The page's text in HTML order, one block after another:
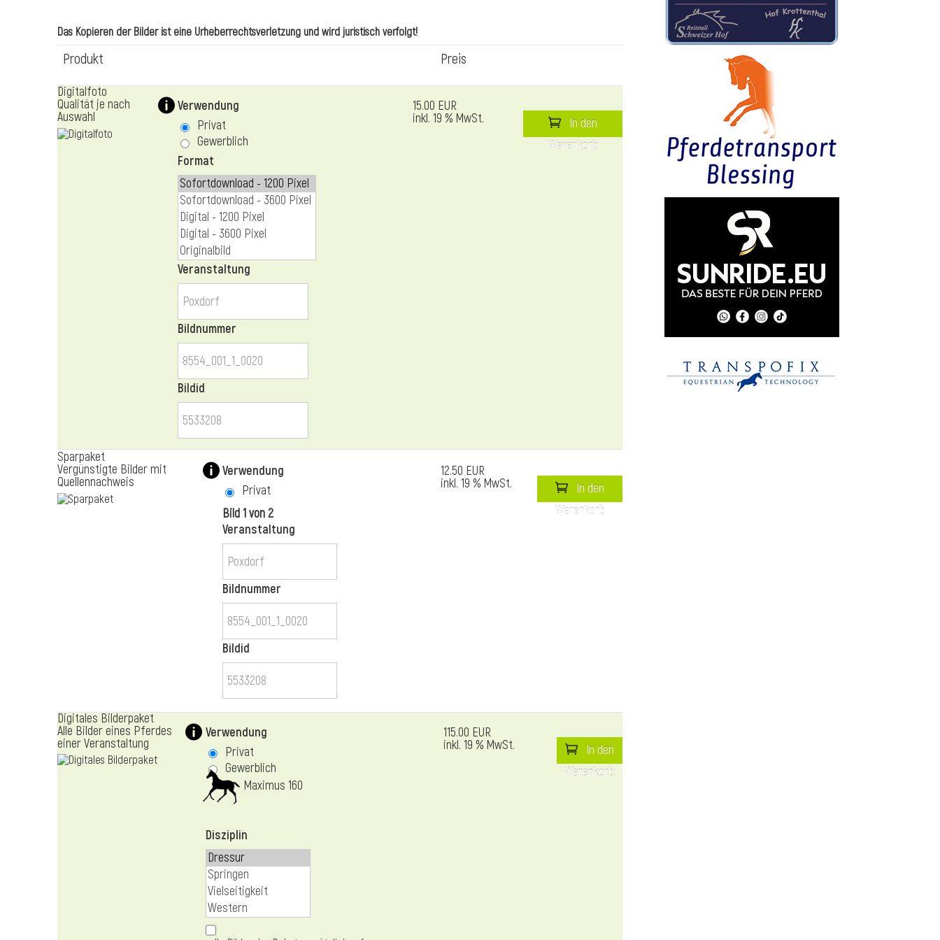
Das Kopieren der Bilder ist eine Urheberrechtsverletzung und wird juristisch verfolgt!
Produkt Preis
Digitalfoto
Qualität je nach
Auswahl
Verwendung
Privat
Gewerblich
Format
Veranstaltung
Bildnummer
Bildid
15.00 EUR
inkl. 19 % MwSt.
In den
Warenkorb
Sparpaket
Vergünstigte Bilder mit
Quellennachweis
Verwendung
Privat
Bild 1 von 2
Veranstaltung
Bildnummer
Bildid
12.50 EUR
inkl. 19 % MwSt.
In den
Warenkorb
Digitales Bilderpaket
Alle Bilder eines Pferdes
einer Veranstaltung
Maximus 160
Verwendung
Privat
Gewerblich
Disziplin
115.00 EUR
inkl. 19 % MwSt.
In den
Warenkorb